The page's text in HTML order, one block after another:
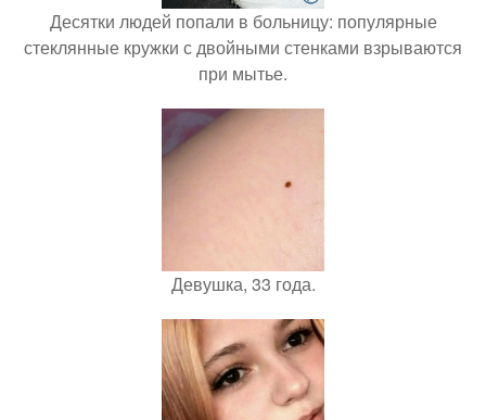
Десятки людей попали в больницу: популярные
стеклянные кружки с двойными стенками взрываются
при мытье.
Девушка, 33 года.